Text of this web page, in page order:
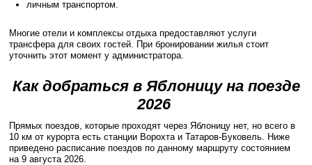
личным транспортом.
Многие отели и комплексы отдыха предоставляют услуги
трансфера для своих гостей. При бронировании жилья стоит
уточнить этот момент у администратора.
Как добраться в Яблоницу на поезде
2026
Прямых поездов, которые проходят через Яблоницу нет, но всего в
10 км от курорта есть станции Ворохта и Татаров-Буковель. Ниже
приведено расписание поездов по данному маршруту состоянием
на 9 августа 2026.